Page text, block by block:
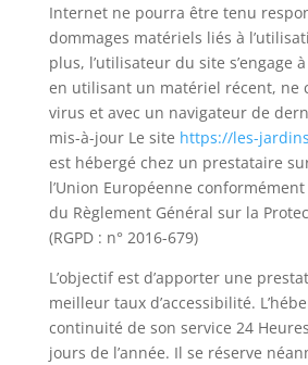
Internet ne pourra être tenu
dommages matériels liés à
plus, l’utilisateur du site s’engage
en utilisant un matériel récent, ne
virus et avec un navigateur de
mis-à-jour Le site https://les-
est hébergé chez un prestataire
l’Union Européenne
du Règlement Général sur la
(RGPD: n° 2016-679)
L’objectif est d’apporter une
meilleur taux d’accessibilité.
continuité de son service 24
jours de l’année. Il se réserve